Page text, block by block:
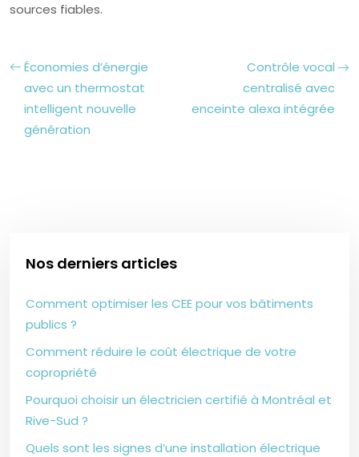
sources fiables.
Économies d’énergie
avec un thermostat
intelligent nouvelle
génération
Contrôle vocal
centralisé avec
enceinte alexa intégrée
Nos derniers articles
Comment optimiser les CEE pour vos bâtiments
publics ?
Comment réduire le coût électrique de votre
copropriété
Pourquoi choisir un électricien certifié à Montréal et
Rive-Sud ?
Quels sont les signes d’une installation électrique